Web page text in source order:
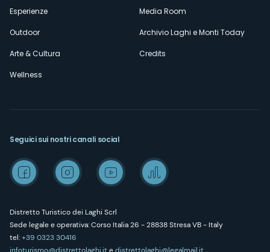
Esperienze
Outdoor
Arte & Cultura
Wellness
Media Room
Archivio Laghi e Monti Today
Credits
Distretto Turistico dei Laghi Scrl
Sede legale e operativa: Corso Italia 26 - 28838 Stresa VB - Italy
tel:+39 0323 30416
Seguici sui nostri canali social